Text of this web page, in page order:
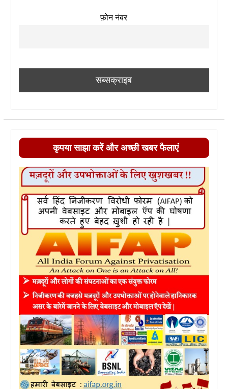
फ़ोन नंबर
कृपया साझा करें और अच्छी खबर फैलाएं